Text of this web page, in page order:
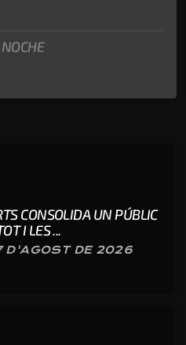
CONSOLIDA UN PÚBLIC
I LES ...
D'AGOST DE 2026